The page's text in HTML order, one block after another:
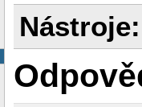
Nástroje: